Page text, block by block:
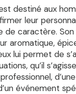
destiné aux
leur
de caractère. Son
aromatique,
lui permet de
qu’il
événement